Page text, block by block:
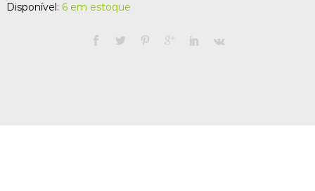
Disponível: 6 em estoque